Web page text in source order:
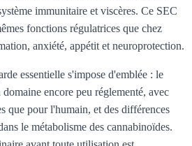
immunitaire et viscères. Ce SEC
fonctions régulatrices que chez
anxiété, appétit et neuroprotection.
essentielle s'impose d'emblée : le
encore peu réglementé, avec
que pour l'humain, et des différences
le métabolisme des cannabinoïdes.